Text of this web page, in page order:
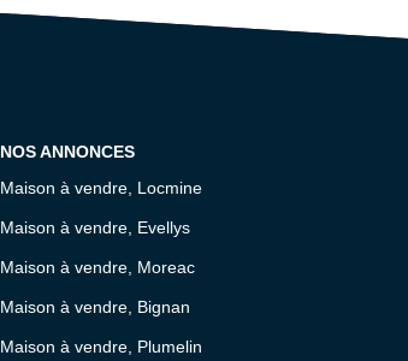
NOS ANNONCES
Maison à vendre, Locmine
Maison à vendre, Evellys
Maison à vendre, Moreac
Maison à vendre, Bignan
Maison à vendre, Plumelin